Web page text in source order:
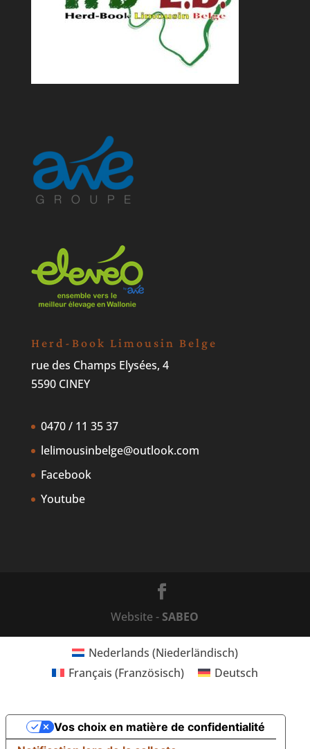
Herd-Book Limousin Belge
rue des Champs Elysées, 4
5590 CINEY
0470 / 11 35 37
lelimousinbelge@outlook.com
Facebook
Youtube
Website - SABEO
Nederlands (Niederländisch)
Français (Französisch) Deutsch
Vos choix en matière de confidentialité